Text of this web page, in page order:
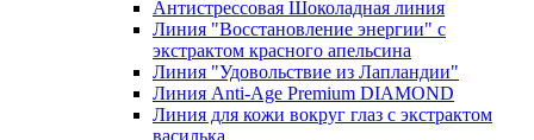
Антистрессовая Шоколадная линия
Линия "Восстановление энергии" с
экстрактом красного апельсина
Линия "Удовольствие из Лапландии"
Линия Anti-Age Premium DIAMOND
Линия для кожи вокруг глаз с экстрактом
василька